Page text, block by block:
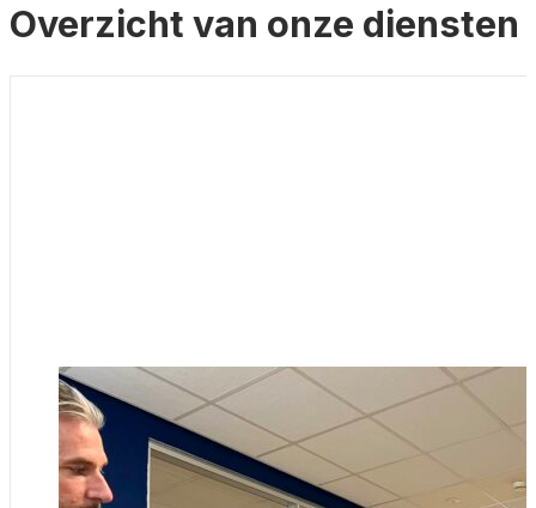
Overzicht van onze diensten